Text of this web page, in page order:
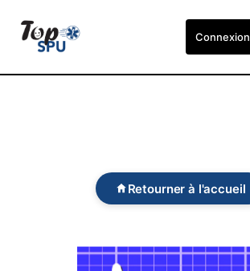
Connexion
Retourner à l'accueil